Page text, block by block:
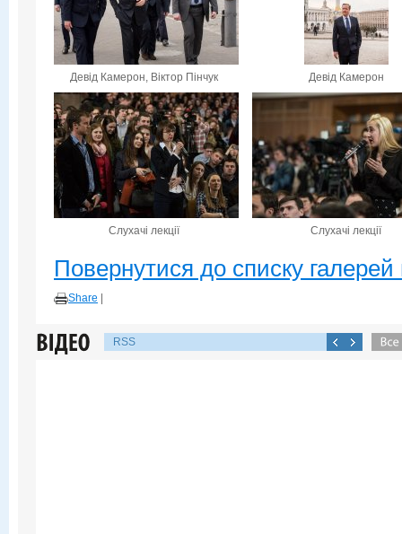
Девід Камерон, Віктор Пінчук Девід Камерон
Слухачі лекції Слухачі лекції
Повернутися до списку галерей
Share
RSS